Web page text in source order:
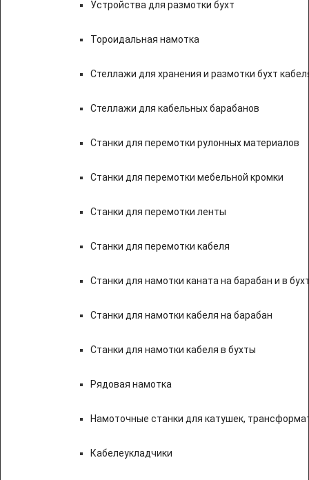
Устройства для размотки бухт
Тороидальная намотка
Стеллажи для хранения и размотки бухт
Стеллажи для кабельных барабанов
Станки для перемотки рулонных материалов
Станки для перемотки мебельной кромки
Станки для перемотки ленты
Станки для перемотки кабеля
Станки для намотки каната на барабан и в
Станки для намотки кабеля на барабан
Станки для намотки кабеля в бухты
Рядовая намотка
Намоточные станки для катушек,
Кабелеукладчики